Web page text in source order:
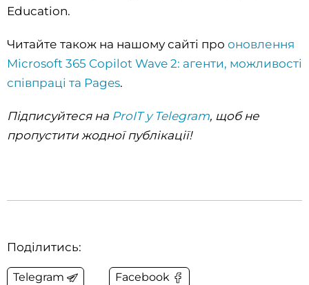
Education.
Читайте також на нашому сайті про оновлення
Microsoft 365 Copilot Wave 2: агенти, можливості
співпраці та Pages.
Підписуйтеся на ProIT у Telegram, щоб не
пропустити жодної публікації!
Поділитись:
Telegram Facebook